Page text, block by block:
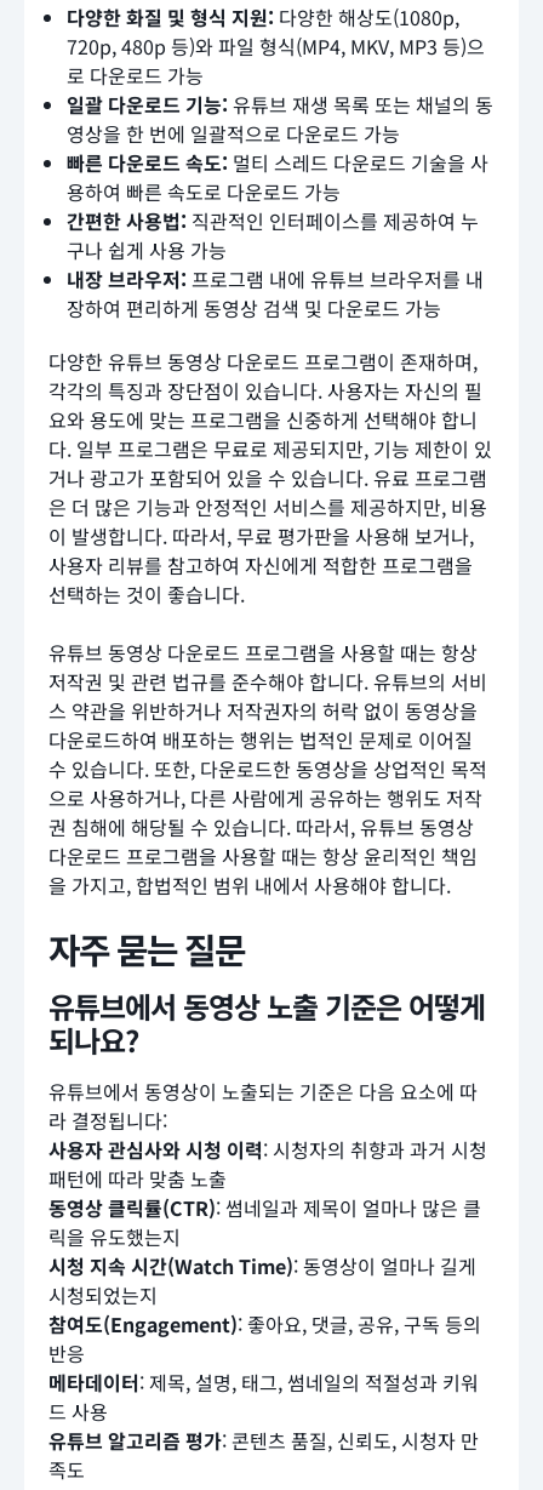
다양한 화질 및 형식 지원: 다양한 해상도(1080p,
720p, 480p 등)와 파일 형식(MP4, MKV, MP3 등)으
로 다운로드 가능
일괄 다운로드 기능: 유튜브 재생 목록 또는 채널의 동
영상을 한 번에 일괄적으로 다운로드 가능
빠른 다운로드 속도: 멀티 스레드 다운로드 기술을 사
용하여 빠른 속도로 다운로드 가능
간편한 사용법: 직관적인 인터페이스를 제공하여 누
구나 쉽게 사용 가능
내장 브라우저: 프로그램 내에 유튜브 브라우저를 내
장하여 편리하게 동영상 검색 및 다운로드 가능
다양한 유튜브 동영상 다운로드 프로그램이 존재하며,
각각의 특징과 장단점이 있습니다. 사용자는 자신의 필
요와 용도에 맞는 프로그램을 신중하게 선택해야 합니
다. 일부 프로그램은 무료로 제공되지만, 기능 제한이 있
거나 광고가 포함되어 있을 수 있습니다. 유료 프로그램
은 더 많은 기능과 안정적인 서비스를 제공하지만, 비용
이 발생합니다. 따라서, 무료 평가판을 사용해 보거나,
사용자 리뷰를 참고하여 자신에게 적합한 프로그램을
선택하는 것이 좋습니다.
유튜브 동영상 다운로드 프로그램을 사용할 때는 항상
저작권 및 관련 법규를 준수해야 합니다. 유튜브의 서비
스 약관을 위반하거나 저작권자의 허락 없이 동영상을
다운로드하여 배포하는 행위는 법적인 문제로 이어질
수 있습니다. 또한, 다운로드한 동영상을 상업적인 목적
으로 사용하거나, 다른 사람에게 공유하는 행위도 저작
권 침해에 해당될 수 있습니다. 따라서, 유튜브 동영상
다운로드 프로그램을 사용할 때는 항상 윤리적인 책임
을 가지고, 합법적인 범위 내에서 사용해야 합니다.
자주 묻는 질문
유튜브에서 동영상 노출 기준은 어떻게
되나요?
유튜브에서 동영상이 노출되는 기준은 다음 요소에 따
라 결정됩니다:
사용자 관심사와 시청 이력: 시청자의 취향과 과거 시청
패턴에 따라 맞춤 노출
동영상 클릭률(CTR): 썸네일과 제목이 얼마나 많은 클
릭을 유도했는지
시청 지속 시간(Watch Time): 동영상이 얼마나 길게
시청되었는지
참여도(Engagement): 좋아요, 댓글, 공유, 구독 등의
반응
메타데이터: 제목, 설명, 태그, 썸네일의 적절성과 키워
드 사용
유튜브 알고리즘 평가: 콘텐츠 품질, 신뢰도, 시청자 만
족도